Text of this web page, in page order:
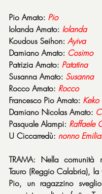
Pio Amato: Pio
Iolanda Amato: Iolanda
Koudous Seihon: Ayiva
Damiano Amato: Cosimo
Patrizia Amato: Patatina
Susanna Amato: Susanna
Rocco Amato: Rocco
Francesco Pio Amato:
Damiano Nicolas Amato:
Pasquale Alampi: Raffaele
U Ciccarredù: nonno
TRAMA: Nella
Tauro (Reggio Calabria),
Pio, un ragazzino